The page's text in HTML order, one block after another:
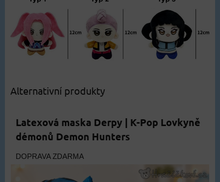
Alternativní produkty
Latexová maska Derpy | K-Pop Lovkyně
démonů Demon Hunters
DOPRAVA ZDARMA